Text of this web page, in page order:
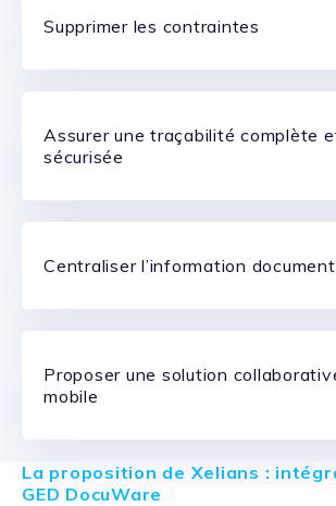
Supprimer les contraintes
Assurer une traçabilité complète
sécurisée
Centraliser l’information
Proposer une solution
mobile
La proposition de Xelians :
GED DocuWare